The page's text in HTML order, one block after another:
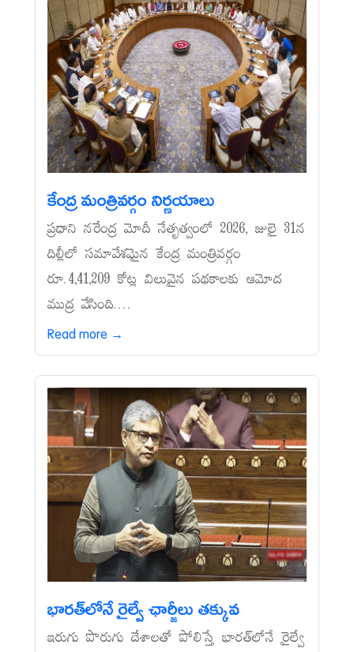
కేంద్ర మంత్రివర్గం నిర్ణయాలు
ప్రధాని నరేంద్ర మోదీ నేతృత్వంలో 2026, జులై 31న
దిల్లీలో సమావేశమైన కేంద్ర మంత్రివర్గం
రూ.4,41,209 కోట్ల విలువైన పథకాలకు ఆమోద
ముద్ర వేసింది....
Read more →
భారత్‌లోనే రైల్వే ఛార్జీలు తక్కువ
ఇరుగు పొరుగు దేశాలతో పోలిస్తే భారత్‌లోనే రైల్వే